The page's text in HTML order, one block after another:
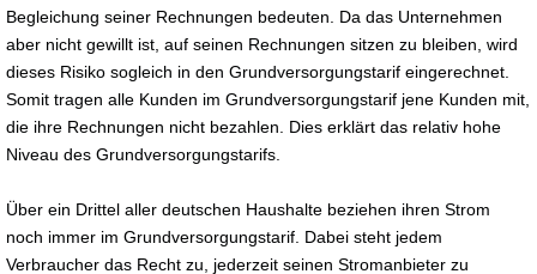
Begleichung seiner Rechnungen bedeuten. Da das Unternehmen
aber nicht gewillt ist, auf seinen Rechnungen sitzen zu bleiben, wird
dieses Risiko sogleich in den Grundversorgungstarif eingerechnet.
Somit tragen alle Kunden im Grundversorgungstarif jene Kunden mit,
die ihre Rechnungen nicht bezahlen. Dies erklärt das relativ hohe
Niveau des Grundversorgungstarifs.
Über ein Drittel aller deutschen Haushalte beziehen ihren Strom
noch immer im Grundversorgungstarif. Dabei steht jedem
Verbraucher das Recht zu, jederzeit seinen Stromanbieter zu